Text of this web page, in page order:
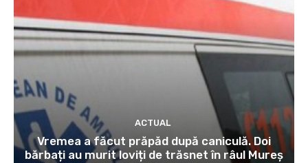
ACTUAL
Vremea a făcut prăpăd după caniculă. Doi
bărbați au murit loviți de trăsnet în râul Mureș